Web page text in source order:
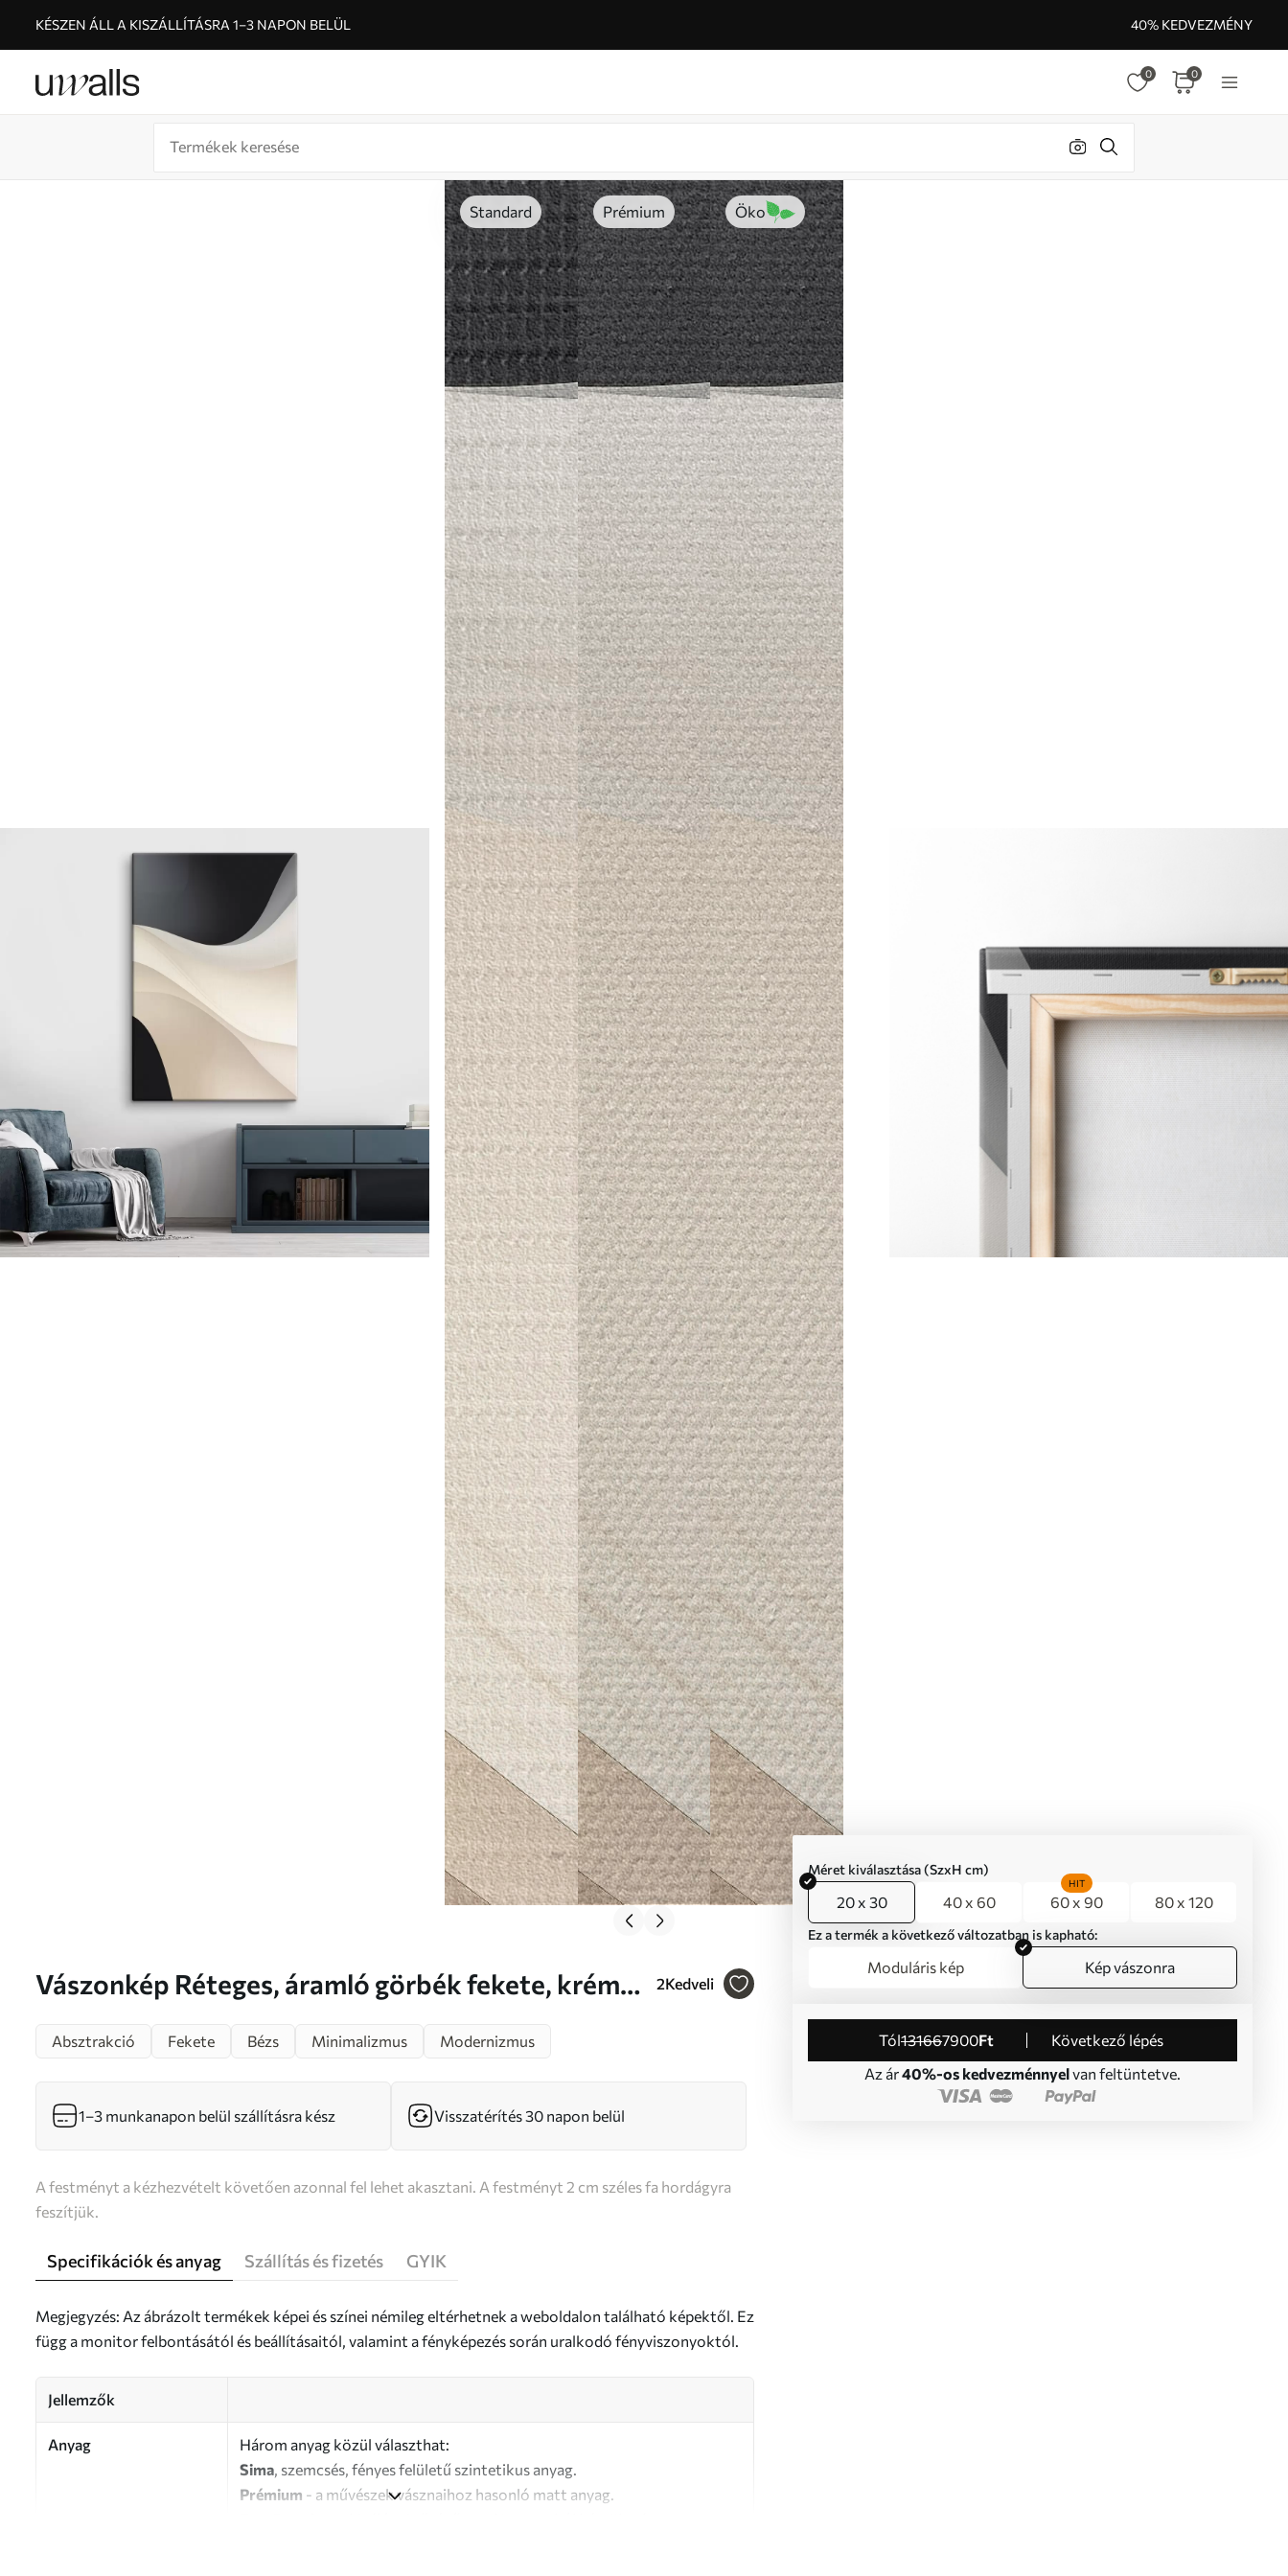
KÉSZEN ÁLL A KISZÁLLÍTÁSRA 1–3 NAPON BELÜL 40% KEDVEZMÉNY
0 0
Standard Prémium Öko
Vászonkép Réteges, áramló görbék fekete, krém
2Kedveli
Méret kiválasztása (SzxH cm)
20 x 30 40 x 60 60 x 90
HIT
80 x 120
Ez a termék a következő változatban is kapható:
Moduláris kép Kép vászonra
Tól131667900Ft
Következő lépés
Az ár40%-os kedvezménnyelvan feltüntetve.
Absztrakció Fekete Bézs Minimalizmus Modernizmus
1–3 munkanapon belül szállításra kész Visszatérítés 30 napon belül
A festményt a kézhezvételt követően azonnal fel lehet akasztani. A festményt 2 cm széles fa hordágyra
feszítjük.
Specifikációk és anyag Szállítás és fizetés GYIK
Megjegyzés: Az ábrázolt termékek képei és színei némileg eltérhetnek a weboldalon található képektől. Ez
függ a monitor felbontásától és beállításaitól, valamint a fényképezés során uralkodó fényviszonyoktól.
Jellemzők
Anyag
Három anyag közül választhat:
Sima, szemcsés, fényes felületű szintetikus anyag.
Prémium - a művészek vásznaihoz hasonló matt anyag.